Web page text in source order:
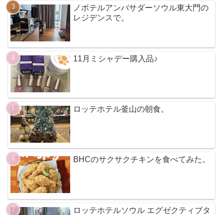
ノボテルアンバサダーソウル東大門の
レジデンスで。
11月ミシャデー購入品♪
ロッテホテル釜山の朝食。
BHCのサクサクチキンを食べてみた。
ロッテホテルソウル エグゼクティブタ